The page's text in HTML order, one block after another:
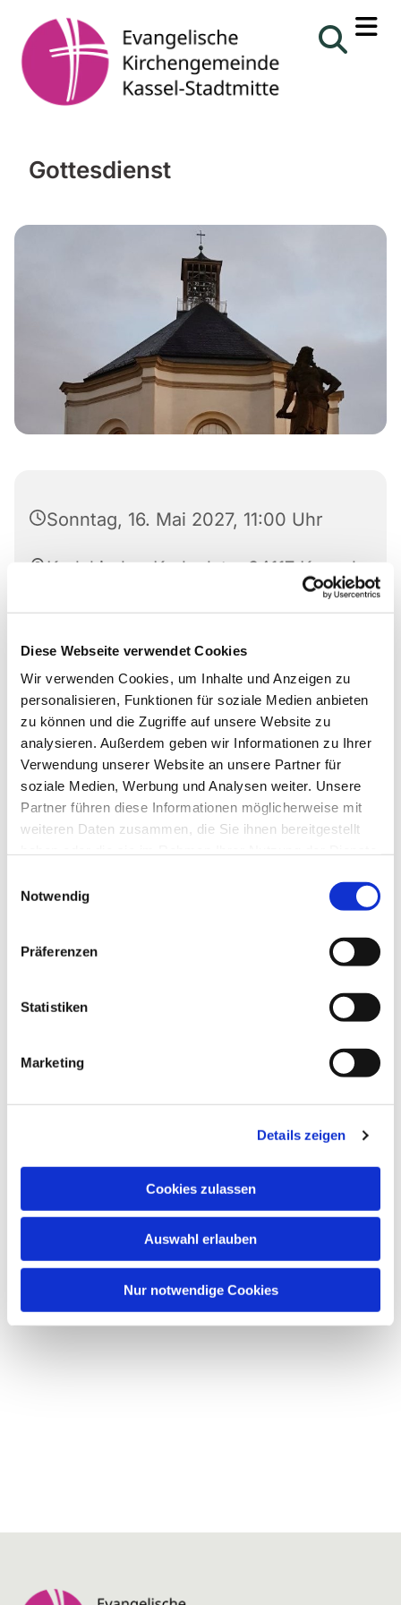
Diese Webseite verwendet Cookies
Wir verwenden Cookies, um Inhalte und Anzeigen zu
personalisieren, Funktionen für soziale Medien anbieten
zu können und die Zugriffe auf unsere Website zu
analysieren. Außerdem geben wir Informationen zu Ihrer
Verwendung unserer Website an unsere Partner für
soziale Medien, Werbung und Analysen weiter. Unsere
Partner führen diese Informationen möglicherweise mit
weiteren Daten zusammen, die Sie ihnen bereitgestellt
Notwendig
Präferenzen
Statistiken
Marketing
Details zeigen
Cookies zulassen
Auswahl erlauben
Nur notwendige Cookies
Gottesdienst
Sonntag, 16. Mai 2027, 11:00 Uhr
Karlskirche, Karlsplatz, 34117 Kassel